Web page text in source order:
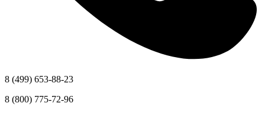
8 (499) 653-88-23
8 (800) 775-72-96